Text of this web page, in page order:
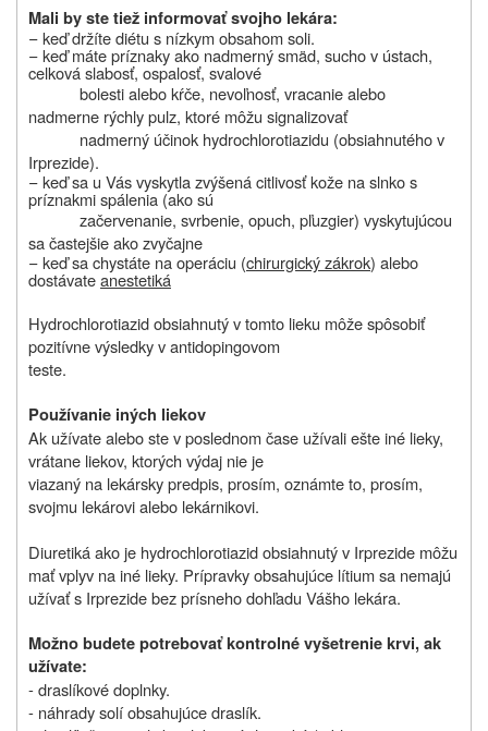
Mali by ste tiež informovať svojho lekára:
−keď držíte diétu s nízkym obsahom soli.
−keď máte príznaky ako nadmerný smäd, sucho v ústach,
celková slabosť, ospalosť, svalové
bolesti alebo kŕče, nevoľnosť, vracanie alebo
nadmerne rýchly pulz, ktoré môžu signalizovať
nadmerný účinok hydrochlorotiazidu (obsiahnutého v
Irprezide).
−keď sa u Vás vyskytla zvýšená citlivosť kože na slnko s
príznakmi spálenia (ako sú
začervenanie, svrbenie, opuch, pľuzgier) vyskytujúcou
sa častejšie ako zvyčajne
−keď sa chystáte na operáciu (chirurgický zákrok) alebo
dostávateanestetiká
Hydrochlorotiazid obsiahnutý v tomto lieku môže spôsobiť
pozitívne výsledky v antidopingovom
teste.
Používanie iných liekov
Ak užívate alebo ste v poslednom čase užívali ešte iné lieky,
vrátane liekov, ktorých výdaj nie je
viazaný na lekársky predpis, prosím, oznámte to, prosím,
svojmu lekárovi alebo lekárnikovi.
Diuretiká ako je hydrochlorotiazid obsiahnutý v Irprezide môžu
mať vplyv na iné lieky. Prípravky obsahujúce lítium sa nemajú
užívať s Irprezide bez prísneho dohľadu Vášho lekára.
Možno budete potrebovať kontrolné vyšetrenie krvi, ak
užívate:
- draslíkové doplnky.
- náhrady solí obsahujúce draslík.